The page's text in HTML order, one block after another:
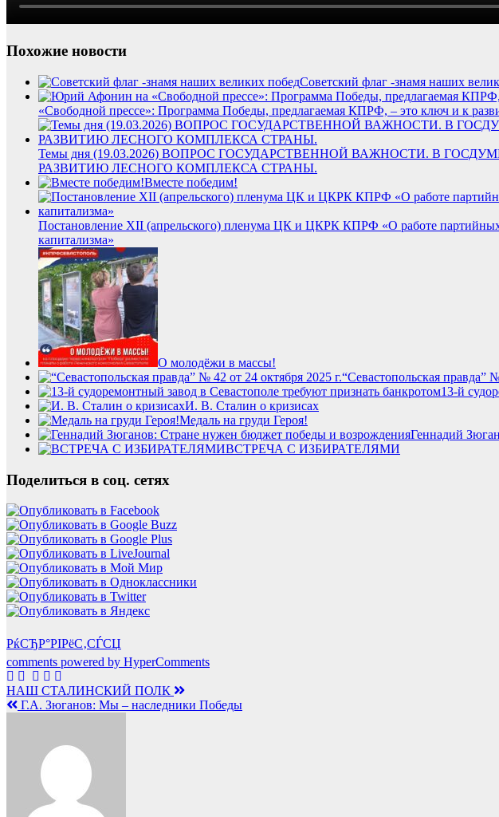
Похожие новости
Советский флаг -знамя наших
«Свободной прессе»: Программа Победы, предлагаемая КПРФ, – это ключ и к
Темы дня (19.03.2026) ВОПРОС ГОСУДАРСТВЕННОЙ ВАЖНОСТИ. В
РАЗВИТИЮ ЛЕСНОГО КОМПЛЕКСА СТРАНЫ.
Вместе победим!
Постановление XII (апрельского) пленума ЦК и ЦКРК КПРФ «О работе
капитализма»
О молодёжи в массы!
“Севастопольская правда”
13-й
И. В. Сталин о кризисах
Медаль на груди Героя!
Геннадий
ВСТРЕЧА С ИЗБИРАТЕЛЯМИ
Поделиться в соц. сетях
РќСЂР°РІРёС‚СЃСЏ
comments powered by HyperComments
Навигация
по
НАШ СТАЛИНСКИЙ ПОЛК
Г.А. Зюганов: Мы – наследники Победы